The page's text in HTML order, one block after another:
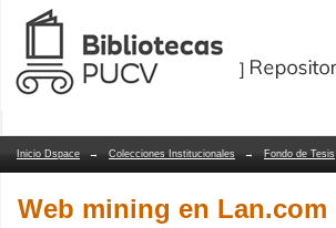
Web mining en Lan.com
Repositorio Dspace/Manakin
Inicio Dspace → Colecciones Institucionales → Fondo de Tesis
Web mining en Lan.com